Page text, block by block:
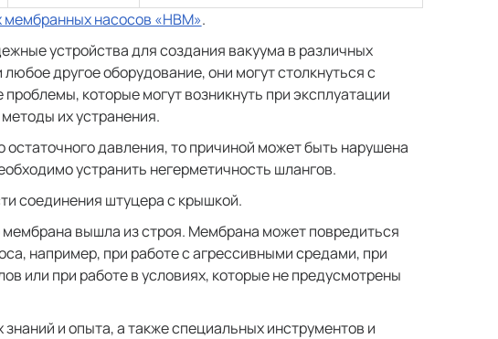
мембранных насосов «НВМ».
устройства для создания вакуума в различных
другое оборудование, они могут столкнуться с
которые могут возникнуть при эксплуатации
их устранения.
остаточного давления, то причиной может быть нарушена
устранить негерметичность шлангов.
соединения штуцера с крышкой.
мембрана вышла из строя. Мембрана может повредиться
например, при работе с агрессивными средами, при
или при работе в условиях, которые не предусмотрены
и опыта, а также специальных инструментов и